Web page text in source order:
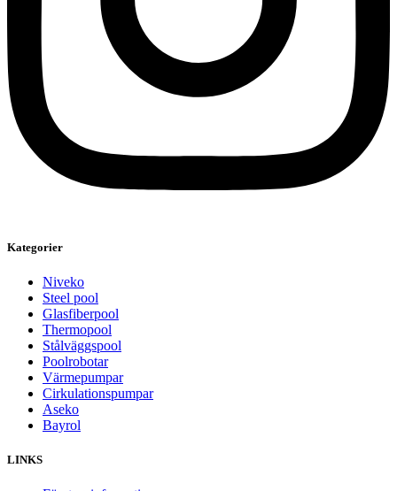
Kategorier
Niveko
Steel pool
Glasfiberpool
Thermopool
Stålväggspool
Poolrobotar
Värmepumpar
Cirkulationspumpar
Aseko
Bayrol
LINKS